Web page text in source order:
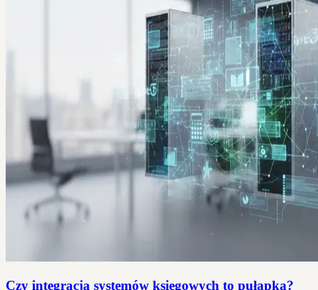
Czy integracja systemów księgowych to pułapka?